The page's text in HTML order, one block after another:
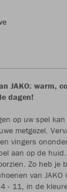
JAKO: warm,
dagen!
op uw spel
metgezel.
vingers
aan op de
Zo heb je
van
- 11, in de